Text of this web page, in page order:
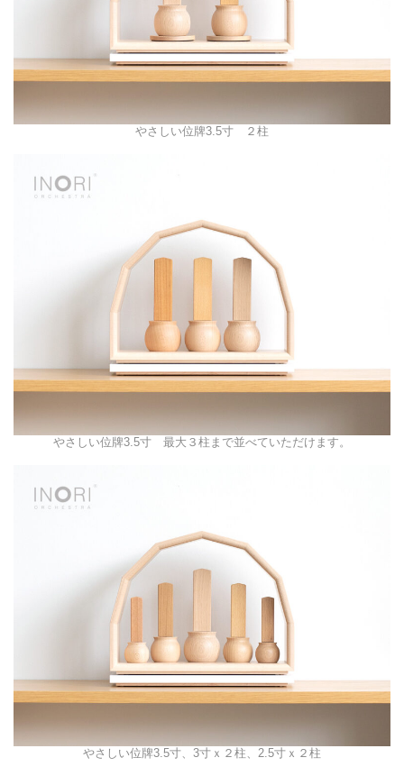
やさしい位牌3.5寸 ２柱
やさしい位牌3.5寸 最大３柱まで並べていただけます。
やさしい位牌3.5寸、3寸ｘ２柱、2.5寸ｘ２柱